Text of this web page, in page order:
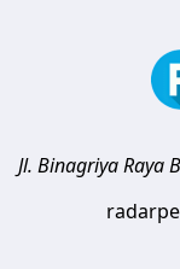
Jl. Binagriya Raya